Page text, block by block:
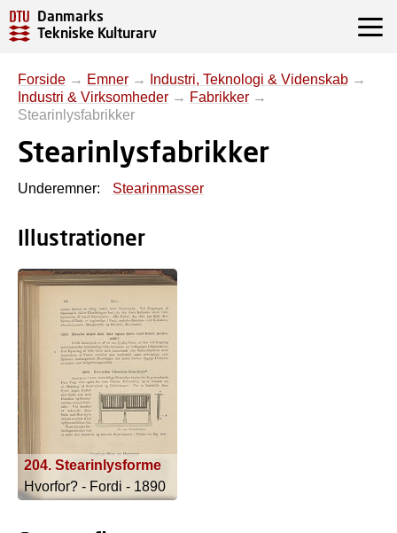
Danmarks
Tekniske Kulturarv
Forside → Emner → Industri, Teknologi & Videnskab →
Industri & Virksomheder → Fabrikker →
Stearinlysfabrikker
Stearinlysfabrikker
Underemner: Stearinmasser
Illustrationer
204. Stearinlysforme
Hvorfor? - Fordi - 1890